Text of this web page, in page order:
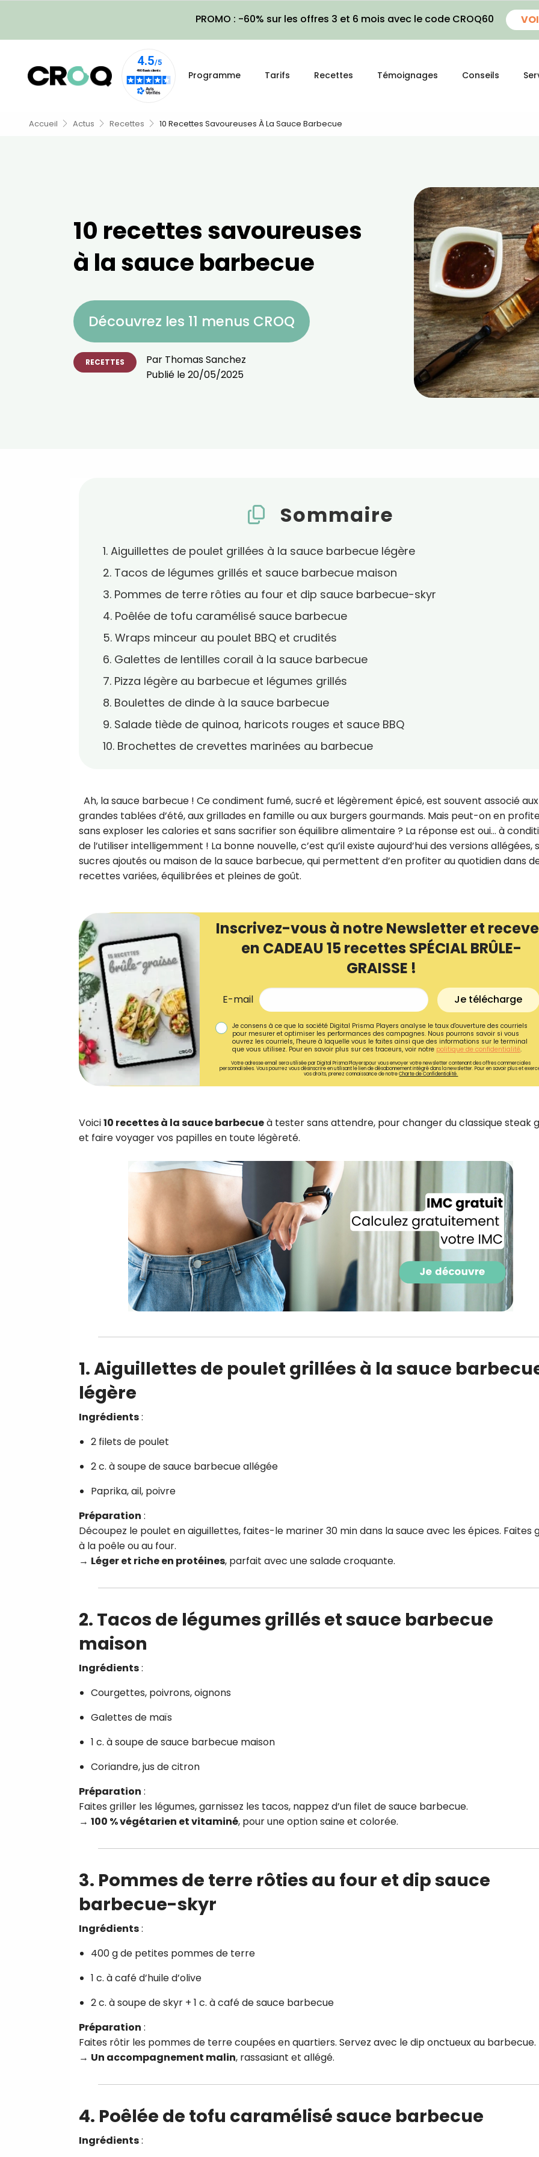
PROMO : -60% sur les offres 3 et 6 mois avec le code CROQ60
Programme Tarifs Recettes Témoignages Conseils
Accueil Actus Recettes 10 Recettes Savoureuses À La Sauce Barbecue
10 recettes savoureuses
à la sauce barbecue
Découvrez les 11 menus CROQ
RECETTES Par Thomas Sanchez
Publié le20/05/2025
Sommaire
1. Aiguillettes de poulet grillées à la sauce barbecue légère
2. Tacos de légumes grillés et sauce barbecue maison
3. Pommes de terre rôties au four et dip sauce barbecue-skyr
4. Poêlée de tofu caramélisé sauce barbecue
5. Wraps minceur au poulet BBQ et crudités
6. Galettes de lentilles corail à la sauce barbecue
7. Pizza légère au barbecue et légumes grillés
8. Boulettes de dinde à la sauce barbecue
9. Salade tiède de quinoa, haricots rouges et sauce BBQ
10. Brochettes de crevettes marinées au barbecue
Ah, la sauce barbecue ! Ce condiment fumé, sucré et légèrement épicé, est souvent associé aux
grandes tablées d’été, aux grillades en famille ou aux burgers gourmands. Mais peut-on en
sans exploser les calories et sans sacrifier son équilibre alimentaire ? La réponse est oui… à
de l’utiliser intelligemment ! La bonne nouvelle, c’est qu’il existe aujourd’hui des versions allégées,
sucres ajoutés ou maison de la sauce barbecue, qui permettent d’en profiter au quotidien dans
recettes variées, équilibrées et pleines de goût.
Inscrivez-vous à notre Newsletter et
en CADEAU 15 recettes SPÉCIAL BRÛLE-
GRAISSE !
E-mail Je télécharge
Je consens à ce que la société Digital Prisma Players analyse le taux d'ouverture des courriels
pour mesurer et optimiser les performances des campagnes. Nous pourrons savoir si vous
ouvrez les courriels, l'heure à laquelle vous le faites ainsi que des informations sur le terminal
que vous utilisez. Pour en savoir plus sur ces traceurs, voir notre politique de confidentialité.
Votre adresse email sera utilisée par Digital Prisma Playerspour vous envoyer votre newsletter contenant des offres commerciales
personnalisées. Vous pourrez vous désinscrire en utilisant le lien de désabonnement intégré dans la newsletter. Pour en savoir plus et
vos droits, prenez connaissance de notreCharte de Confidentialité.
Voici10 recettes à la sauce barbecueà tester sans attendre, pour changer du classique steak
et faire voyager vos papilles en toute légèreté.
1. Aiguillettes de poulet grillées à la sauce
légère
Ingrédients:
2 filets de poulet
2 c. à soupe de sauce barbecue allégée
Paprika, ail, poivre
Préparation :
Découpez le poulet en aiguillettes, faites-le mariner 30 min dans la sauce avec les épices. Faites
à la poêle ou au four.
→ Léger et riche en protéines, parfait avec une salade croquante.
2. Tacos de légumes grillés et sauce barbecue
maison
Ingrédients:
Courgettes, poivrons, oignons
Galettes de maïs
1 c. à soupe de sauce barbecue maison
Coriandre, jus de citron
Préparation :
Faites griller les légumes, garnissez les tacos, nappez d’un filet de sauce barbecue.
→ 100 % végétarien et vitaminé, pour une option saine et colorée.
3. Pommes de terre rôties au four et dip sauce
barbecue-skyr
Ingrédients:
400 g de petites pommes de terre
1 c. à café d’huile d’olive
2 c. à soupe de skyr + 1 c. à café de sauce barbecue
Préparation :
Faites rôtir les pommes de terre coupées en quartiers. Servez avec le dip onctueux au barbecue.
→ Un accompagnement malin, rassasiant et allégé.
4. Poêlée de tofu caramélisé sauce barbecue
Ingrédients:
Recevez gratuitement
recettes inédites de
!
Ainsi que la newsletter
CROQ.
des courriels pour mesurer et
performances des campagnes.
pourrons savoir si vous ouvrez les
l'heure à laquelle vous le faites ainsi
des informations sur le terminal que
utilisez. Pour en savoir plus sur ces
voir notrepolitique de confidentialité
Je reçois mon cadeau !
Votre adresse email sera utilisée par Digital Prisma
envoyer votre newsletter contenant des offres
personnalisées. Vous pourrez vous désinscrire en
désabonnement intégré dans la newsletter. Pour en